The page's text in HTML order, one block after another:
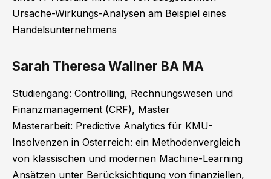
Ursache-Wirkungs-Analysen am Beispiel eines
Handelsunternehmens
Sarah Theresa Wallner BA MA
Studiengang: Controlling, Rechnungswesen und
Finanzmanagement (CRF), Master
Masterarbeit: Predictive Analytics für KMU-
Insolvenzen in Österreich: ein Methodenvergleich
von klassischen und modernen Machine-Learning
Ansätzen unter Berücksichtigung von finanziellen,